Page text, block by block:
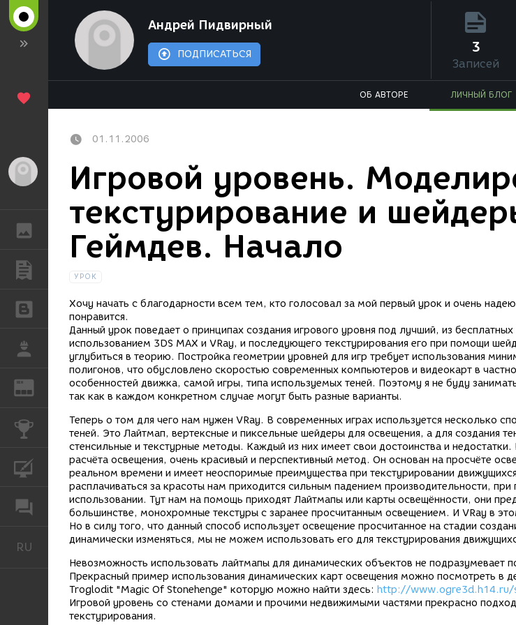
БЛОГИ
РАБОТА
REN ЖУРНАЛ
КОНКУРСЫ
КУРСЫ
ФОРУМ
RU Русский
Андрей Пидвирный
ПОДПИСАТЬСЯ 3
Записей
ОБ АВТОРЕ ЛИЧНЫЙ БЛОГ
01.11.2006
Игровой уровень.
текстурирование и
Геймдев. Начало
УРОК
Хочу начать с благодарности всем тем, кто голосовал за мой первый урок и очень
понравится.
Данный урок поведает о принципах создания игрового уровня под лучший, из
использованием 3DS MAX и VRay, и последующего текстурирования его при помощи
углубиться в теорию. Постройка геометрии уровней для игр требует использования
полигонов, что обусловлено скоростью современных компьютеров и видеокарт в
особенностей движка, самой игры, типа используемых теней. Поэтому я не буду
так как в каждом конкретном случае могут быть разные варианты.
Теперь о том для чего нам нужен VRay. В современных играх используется несколько
теней. Это Лайтмап, вертексные и пиксельные шейдеры для освещения, а для создания
стенсильные и текстурные методы. Каждый из них имеет свои достоинства и
расчёта освещения, очень красивый и перспективный метод. Он основан на просчёте
реальном времени и имеет неоспоримые преимущества при текстурировании
расплачиваться за красоты нам приходится сильным падением производительности, при
использовании. Тут нам на помощь приходят Лайтмапы или карты освещённости, они
большинстве, монохромные текстуры с заранее просчитанным освещением. И VRay в
Но в силу того, что данный способ использует освещение просчитанное на стадии
динамически изменяться, мы не можем использовать его для текстурирования
Невозможность использовать лайтмапы для динамических объектов не подразумевает
Прекрасный пример использования динамических карт освещения можно посмотреть в
Troglodit "Magic Of Stonehenge" которую можно найти здесь: http://www.ogre3d.h14.ru/
Игровой уровень со стенами домами и прочими недвижимыми частями прекрасно
текстурирования.